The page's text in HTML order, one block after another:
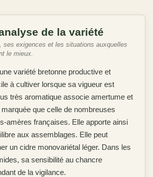
de la variété
ses exigences et les situations auxquelles
le mieux.
variété bretonne productive et
à cultiver lorsque sa vigueur est
très aromatique associe amertume et
que celle de nombreuses
amères françaises. Elle apporte ainsi
aux assemblages. Elle peut
un cidre monovariétal léger. Dans les
sa sensibilité au chancre
de la vigilance.